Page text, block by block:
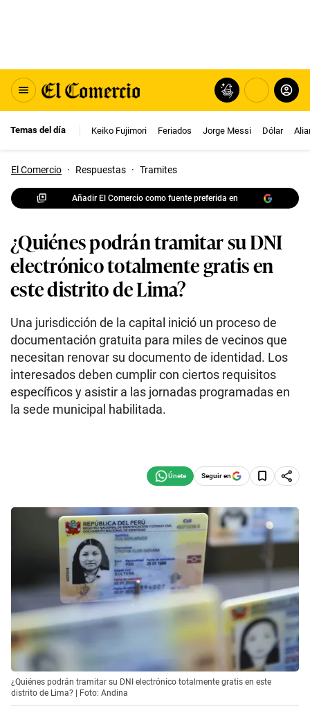
Temas del día Keiko Fujimori Feriados Jorge Messi Dólar
El Comercio · Respuestas · Tramites
Añadir El Comercio como fuente preferida en
¿Quiénes podrán tramitar su DNI
electrónico totalmente gratis en
este distrito de Lima?
Una jurisdicción de la capital inició un proceso de
documentación gratuita para miles de vecinos que
necesitan renovar su documento de identidad. Los
interesados deben cumplir con ciertos requisitos
específicos y asistir a las jornadas programadas en
la sede municipal habilitada.
Seguir en
¿Quiénes podrán tramitar su DNI electrónico totalmente gratis en este
distrito de Lima? | Foto: Andina